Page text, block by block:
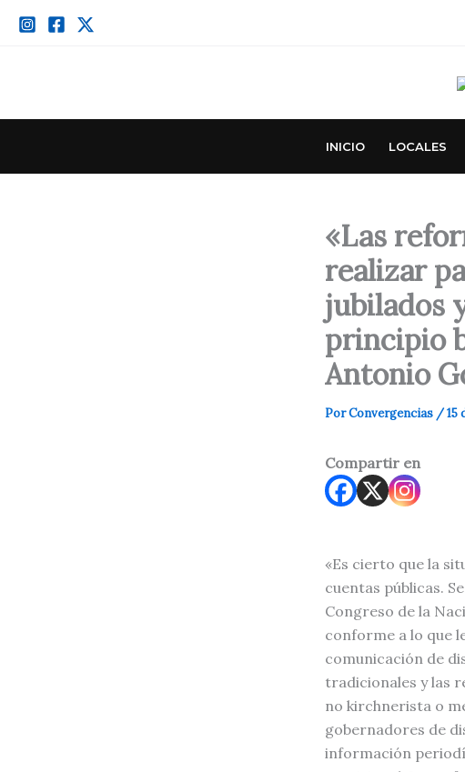
INICIO LOCALES
«Las
realizar
jubilados
principio
Antonio
PorConvergencias /15
Compartir en
«Es cierto que la
cuentas públicas.
Congreso de la
conforme a lo que
comunicación de
tradicionales y las
no kirchnerista o
gobernadores de
información